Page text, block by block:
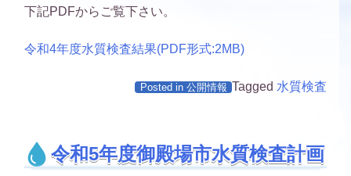
下記PDFからご覧下さい。
令和4年度水質検査結果(PDF形式:2MB)
Posted in 公開情報 Tagged 水質検査
令和5年度御殿場市水質検査計画